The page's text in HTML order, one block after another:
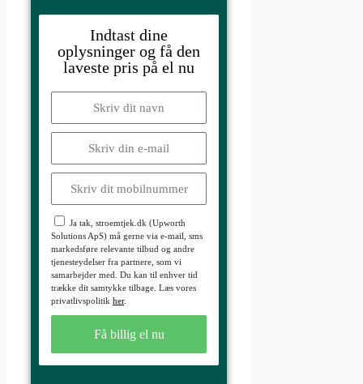
Indtast dine
oplysninger og få den
laveste pris på el nu
Ja tak, stroemtjek.dk (Upworth
Solutions ApS) må gerne via e-mail, sms
markedsføre relevante tilbud og andre
tjenesteydelser fra partnere, som vi
samarbejder med. Du kan til enhver tid
trække dit samtykke tilbage. Læs vores
privatlivspolitik her.
Få billig el nu